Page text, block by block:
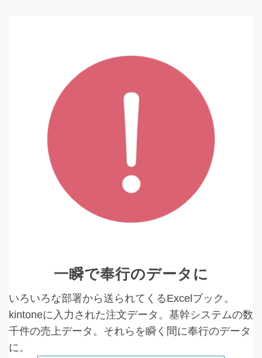
一瞬で奉行のデータに
いろいろな部署から送られてくるExcelブック。
kintoneに入力された注文データ。基幹システムの数
千件の売上データ。それらを瞬く間に奉行のデータ
に。